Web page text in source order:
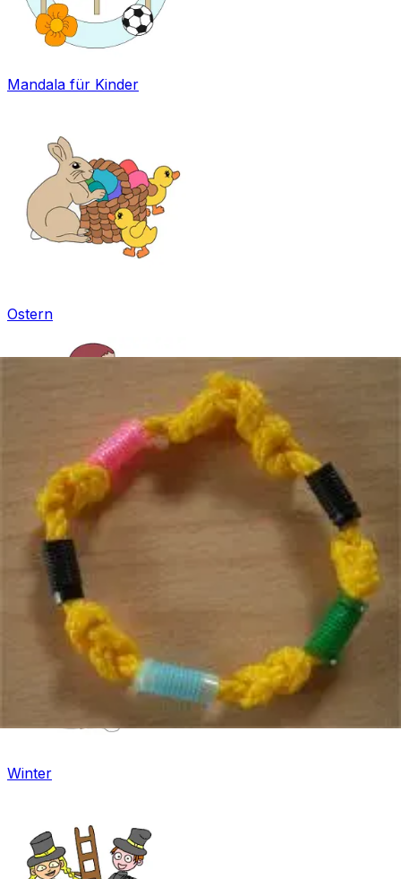
Mandala für Kinder
Ostern
Fasching
Winter